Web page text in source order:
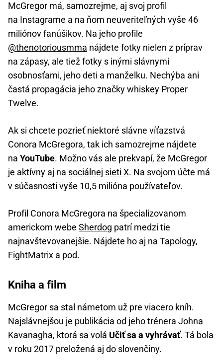
McGregor má, samozrejme, aj svoj profil
na Instagrame a na ňom neuveriteľných vyše 46
miliónov fanúšikov. Na jeho profile
@thenotoriousmma nájdete fotky nielen z príprav
na zápasy, ale tiež fotky s inými slávnymi
osobnosťami, jeho deti a manželku. Nechýba ani
častá propagácia jeho značky whiskey Proper
Twelve.
Ak si chcete pozrieť niektoré slávne víťazstvá
Conora McGregora, tak ich samozrejme nájdete
na YouTube. Možno vás ale prekvapí, že McGregor
je aktívny aj na sociálnej sieti X. Na svojom účte má
v súčasnosti vyše 10,5 milióna používateľov.
Profil Conora McGregora na špecializovanom
americkom webe Sherdog patrí medzi tie
najnavštevovanejšie. Nájdete ho aj na Tapology,
FightMatrix a pod.
Kniha a film
McGregor sa stal námetom už pre viacero kníh.
Najslávnejšou je publikácia od jeho trénera Johna
Kavanagha, ktorá sa volá Učiť sa a vyhrávať. Tá bola
v roku 2017 preložená aj do slovenčiny.